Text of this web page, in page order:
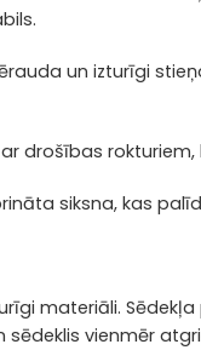
un izturīgi
drošības
siksna, kas
materiāli.
vienmēr